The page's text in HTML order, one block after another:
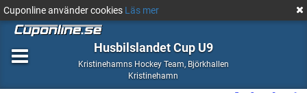
Cuponline använder cookies Läs mer
Husbilslandet Cup U9
Kristinehamns Hockey Team, Ishockey
Björkhallen
Kristinehamn
Kristinehamn